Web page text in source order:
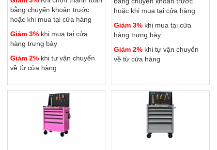
bằng chuyển khoản trước
hoặc khi mua tại cửa hàng
Giảm 3% khi mua tại cửa
hàng trưng bày
Giảm 2% khi tự vận chuyển
về từ cửa hàng
hoặc khi mua tại cửa hàng
Giảm 3% khi mua tại cửa
hàng trưng bày
Giảm 2% khi tự vận chuyển
về từ cửa hàng